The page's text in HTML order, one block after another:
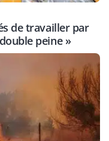
de travailler par
peine »